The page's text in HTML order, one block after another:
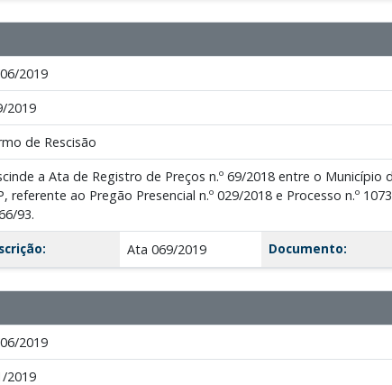
2019
2019
de Rescisão
a Ata de Registro de Preços n.º 69/2018 entre o Município
referente ao Pregão Presencial n.º 029/2018 e Processo n.º
93.
Ata 069/2019 Documento:
2019
2019